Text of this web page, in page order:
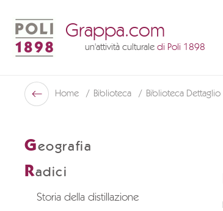
Grappa.com
un'attività culturale di Poli 1898
Indietro
Home Biblioteca Biblioteca Dettaglio
Geografia
Radici
Storia della distillazione